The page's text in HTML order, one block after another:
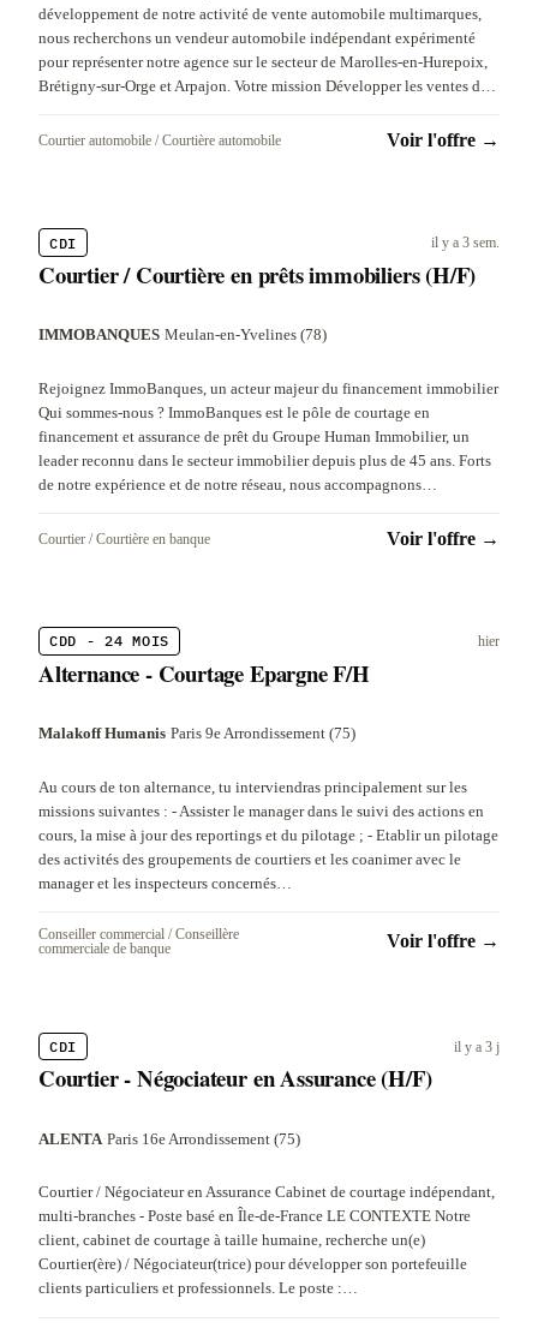
développement de notre activité de vente automobile multimarques,
nous recherchons un vendeur automobile indépendant expérimenté
pour représenter notre agence sur le secteur de Marolles-en-Hurepoix,
Brétigny-sur-Orge et Arpajon. Votre mission Développer les ventes d…
Courtier automobile / Courtière automobile Voir l'offre →
CDI il y a 3 sem.
Courtier / Courtière en prêts immobiliers (H/F)
IMMOBANQUES·Meulan-en-Yvelines (78)
Rejoignez ImmoBanques, un acteur majeur du financement immobilier
Qui sommes-nous ? ImmoBanques est le pôle de courtage en
financement et assurance de prêt du Groupe Human Immobilier, un
leader reconnu dans le secteur immobilier depuis plus de 45 ans. Forts
de notre expérience et de notre réseau, nous accompagnons…
Courtier / Courtière en banque Voir l'offre →
CDD - 24 MOIS hier
Alternance - Courtage Epargne F/H
Malakoff Humanis·Paris 9e Arrondissement (75)
Au cours de ton alternance, tu interviendras principalement sur les
missions suivantes : - Assister le manager dans le suivi des actions en
cours, la mise à jour des reportings et du pilotage ; - Etablir un pilotage
des activités des groupements de courtiers et les coanimer avec le
manager et les inspecteurs concernés…
Conseiller commercial / Conseillère
commerciale de banque
Voir l'offre →
CDI il y a 3 j
Courtier - Négociateur en Assurance (H/F)
ALENTA·Paris 16e Arrondissement (75)
Courtier / Négociateur en Assurance Cabinet de courtage indépendant,
multi-branches - Poste basé en Île-de-France LE CONTEXTE Notre
client, cabinet de courtage à taille humaine, recherche un(e)
Courtier(ère) / Négociateur(trice) pour développer son portefeuille
clients particuliers et professionnels. Le poste :…